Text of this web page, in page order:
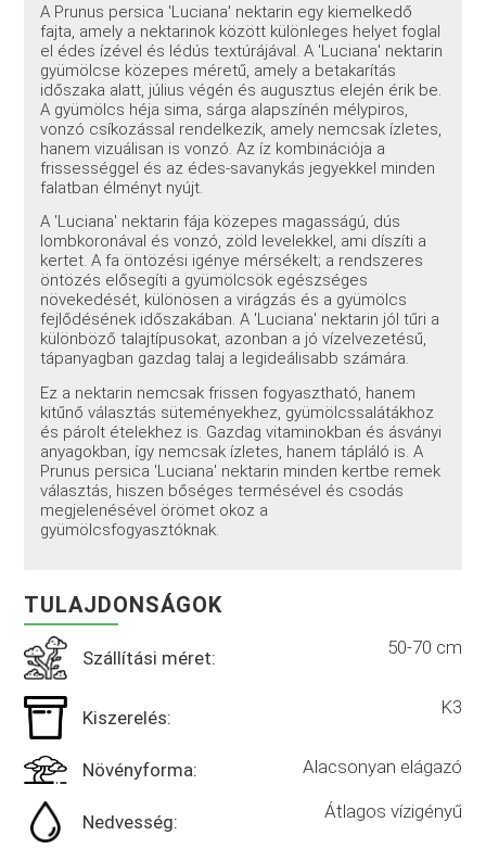
A Prunus persica 'Luciana' nektarin egy kiemelkedő
fajta, amely a nektarinok között különleges helyet foglal
el édes ízével és lédús textúrájával. A 'Luciana' nektarin
gyümölcse közepes méretű, amely a betakarítás
időszaka alatt, július végén és augusztus elején érik be.
A gyümölcs héja sima, sárga alapszínén mélypiros,
vonzó csíkozással rendelkezik, amely nemcsak ízletes,
hanem vizuálisan is vonzó. Az íz kombinációja a
frissességgel és az édes-savanykás jegyekkel minden
falatban élményt nyújt.
A 'Luciana' nektarin fája közepes magasságú, dús
lombkoronával és vonzó, zöld levelekkel, ami díszíti a
kertet. A fa öntözési igénye mérsékelt; a rendszeres
öntözés elősegíti a gyümölcsök egészséges
növekedését, különösen a virágzás és a gyümölcs
fejlődésének időszakában. A 'Luciana' nektarin jól tűri a
különböző talajtípusokat, azonban a jó vízelvezetésű,
tápanyagban gazdag talaj a legideálisabb számára.
Ez a nektarin nemcsak frissen fogyasztható, hanem
kitűnő választás süteményekhez, gyümölcssalátákhoz
és párolt ételekhez is. Gazdag vitaminokban és ásványi
anyagokban, így nemcsak ízletes, hanem tápláló is. A
Prunus persica 'Luciana' nektarin minden kertbe remek
választás, hiszen bőséges termésével és csodás
megjelenésével örömet okoz a
gyümölcsfogyasztóknak.
TULAJDONSÁGOK
Szállítási méret: 50-70 cm
Kiszerelés: K3
Növényforma: Alacsonyan elágazó
Nedvesség: Átlagos vízigényű